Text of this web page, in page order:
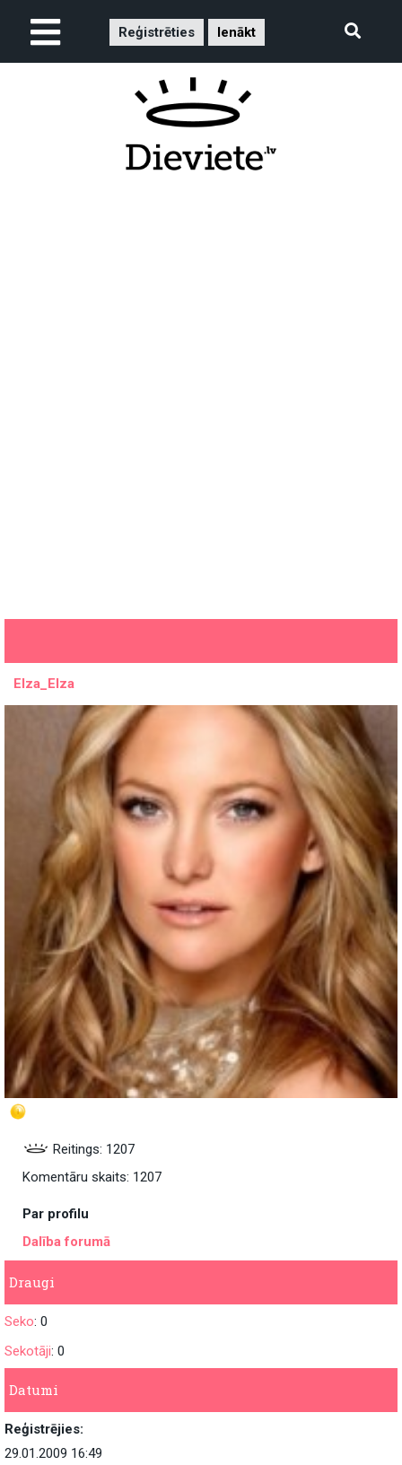
Reģistrēties Ienākt
Elza_Elza
Reitings: 1207
Komentāru skaits: 1207
Par profilu
Dalība forumā
Draugi
Seko: 0
Sekotāji: 0
Datumi
Reģistrējies:
29.01.2009 16:49